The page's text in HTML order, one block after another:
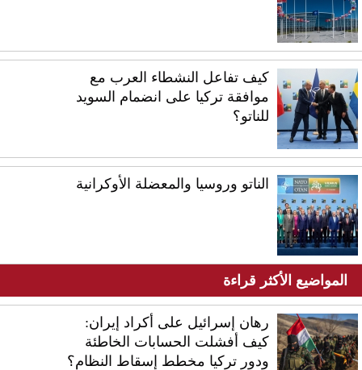
كيف تفاعل النشطاء العرب مع
موافقة تركيا على انضمام السويد
للناتو؟
الناتو وروسيا والمعضلة الأوكرانية
المواضيع الأكثر قراءة
رهان إسرائيل على أكراد إيران:
كيف أفشلت الحسابات الخاطئة
ودور تركيا مخطط إسقاط النظام؟